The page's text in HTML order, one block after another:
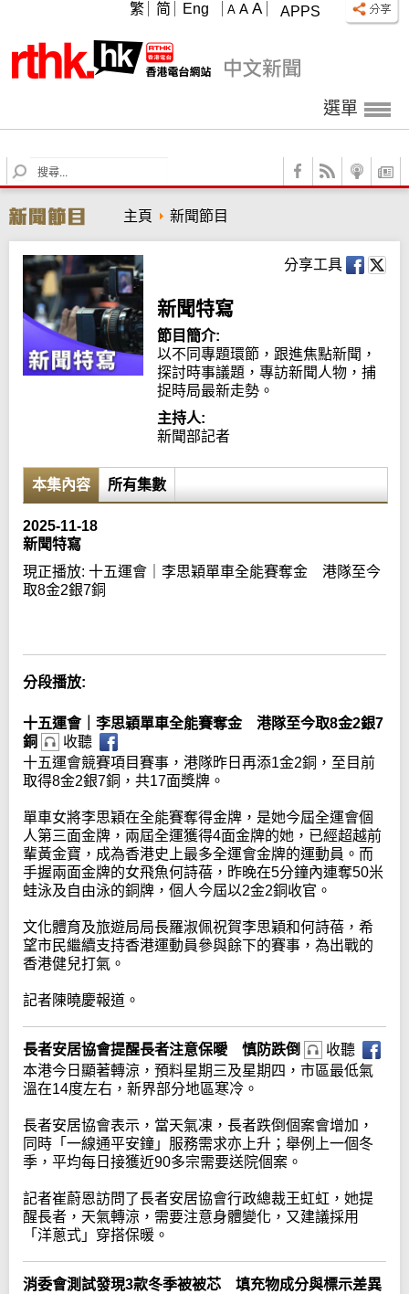
APPS
A A A
繁 简 Eng
選單
S
e
r
c
h
主頁 新聞節目
分享工具
新聞特寫
節目簡介:
以不同專題環節，跟進焦點新聞，
探討時事議題，專訪新聞人物，捕
捉時局最新走勢。
主持人:
新聞部記者
本集內容 所有集數
2025-11-18
新聞特寫
現正播放: 十五運會｜李思穎單車全能賽奪金 港隊至今
取8金2銀7銅
分段播放:
十五運會｜李思穎單車全能賽奪金 港隊至今取8金2銀7
銅
收聽
十五運會競賽項目賽事，港隊昨日再添1金2銅，至目前
取得8金2銀7銅，共17面獎牌。
單車女將李思穎在全能賽奪得金牌，是她今屆全運會個
人第三面金牌，兩屆全運獲得4面金牌的她，已經超越前
輩黃金寶，成為香港史上最多全運會金牌的運動員。而
手握兩面金牌的女飛魚何詩蓓，昨晚在5分鐘內連奪50米
蛙泳及自由泳的銅牌，個人今屆以2金2銅收官。
文化體育及旅遊局局長羅淑佩祝賀李思穎和何詩蓓，希
望市民繼續支持香港運動員參與餘下的賽事，為出戰的
香港健兒打氣。
記者陳曉慶報道。
長者安居協會提醒長者注意保曖 慎防跌倒
收聽
本港今日顯著轉涼，預料星期三及星期四，市區最低氣
溫在14度左右，新界部分地區寒冷。
長者安居協會表示，當天氣凍，長者跌倒個案會增加，
同時「一線通平安鐘」服務需求亦上升；舉例上一個冬
季，平均每日接獲近90多宗需要送院個案。
記者崔蔚恩訪問了長者安居協會行政總裁王虹虹，她提
醒長者，天氣轉涼，需要注意身體變化，又建議採用
「洋蔥式」穿搭保暖。
消委會測試發現3款冬季被被芯 填充物成分與標示差異